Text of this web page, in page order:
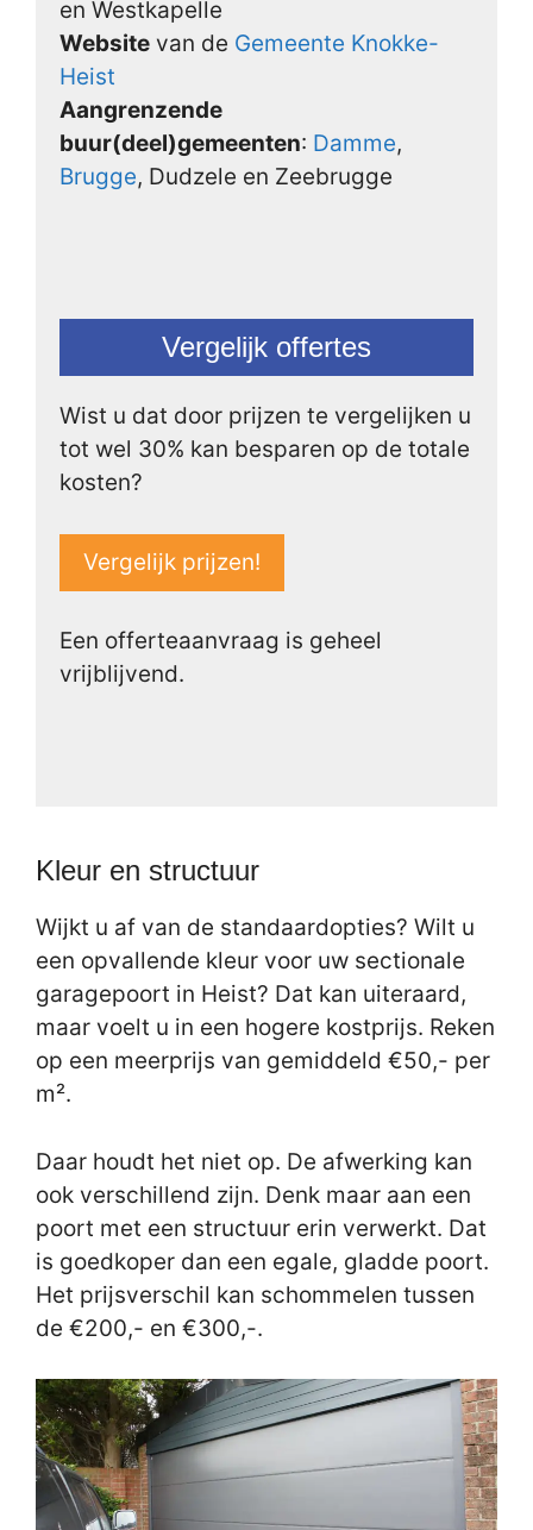
en Westkapelle
Website van de Gemeente Knokke-
Heist
Aangrenzende
buur(deel)gemeenten: Damme,
Brugge, Dudzele en Zeebrugge
Vergelijk offertes
Wist u dat door prijzen te vergelijken u
tot wel 30% kan besparen op de totale
kosten?
Vergelijk prijzen!
Een offerteaanvraag is geheel
vrijblijvend.
Kleur en structuur
Wijkt u af van de standaardopties? Wilt u
een opvallende kleur voor uw sectionale
garagepoort in Heist? Dat kan uiteraard,
maar voelt u in een hogere kostprijs. Reken
op een meerprijs van gemiddeld €50,- per
m².
Daar houdt het niet op. De afwerking kan
ook verschillend zijn. Denk maar aan een
poort met een structuur erin verwerkt. Dat
is goedkoper dan een egale, gladde poort.
Het prijsverschil kan schommelen tussen
de €200,- en €300,-.